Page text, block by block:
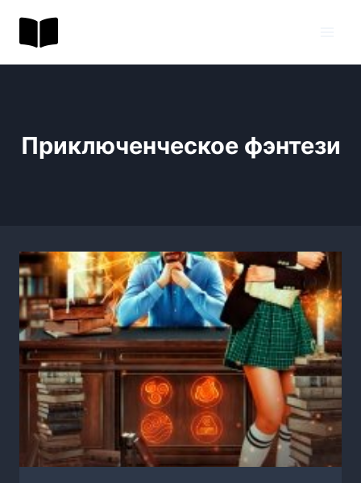
содержимому
Приключенческое фэнтези